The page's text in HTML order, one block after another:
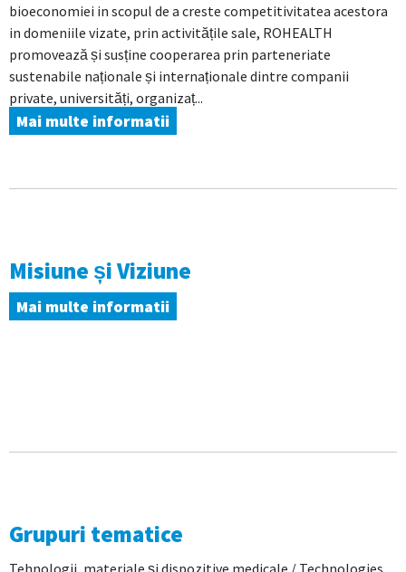
bioeconomiei in scopul de a creste competitivitatea acestora
in domeniile vizate, prin activitățile sale, ROHEALTH
promovează și susține cooperarea prin parteneriate
sustenabile naționale și internaționale dintre companii
private, universități, organizaț...
Mai multe informatii
Misiune și Viziune
Mai multe informatii
Grupuri tematice